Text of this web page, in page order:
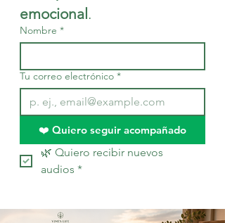
emocional .
Nombre *
Tu correo electrónico *
❤️ Quiero seguir acompañado
🌿 Quiero recibir nuevos
audios *